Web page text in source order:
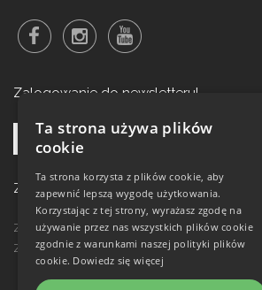
Zalogowanie do newsletteru!
Zegarki w ofercie
Zegarki Festina•Zegarki Kronaby•Zegarki
Zegarki Lotus•Zegarki Calypso
Ta strona używa plików
cookie
Ta strona korzysta z plików cookie, aby
zapewnić lepszą wygodę użytkowania.
Korzystając z tej strony, wyrażasz zgodę na
używanie przez nas wszystkich plików cookie
zgodnie z warunkami naszej polityki plików
cookie. Dowiedz się więcej